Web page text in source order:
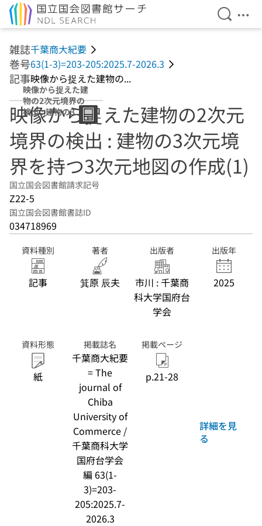
検索を
メ
雑誌千葉商大紀要
巻号63(1-3)=203-205:2025.7-2026.3
記事映像から捉えた建物の...
映像から捉えた建
物の2次元境界の
検出 : 建物の3次
元境界を持つ3次
元地図の作成(1)
映像から捉えた建物の2次元
境界の検出 : 建物の3次元境
界を持つ3次元地図の作成(1)
国立国会図書館請求記号
Z22-5
国立国会図書館書誌ID
034718969
資料種別
記事
著者
箕原 辰夫
出版者
市川 : 千葉商
科大学国府台
学会
出版年
2025
資料形態
紙
掲載誌名
千葉商大紀要
= The
journal of
Chiba
University of
Commerce /
千葉商科大学
国府台学会
編 63(1-
3)=203-
205:2025.7-
2026.3
掲載ページ
p.21-28
詳細を見
る